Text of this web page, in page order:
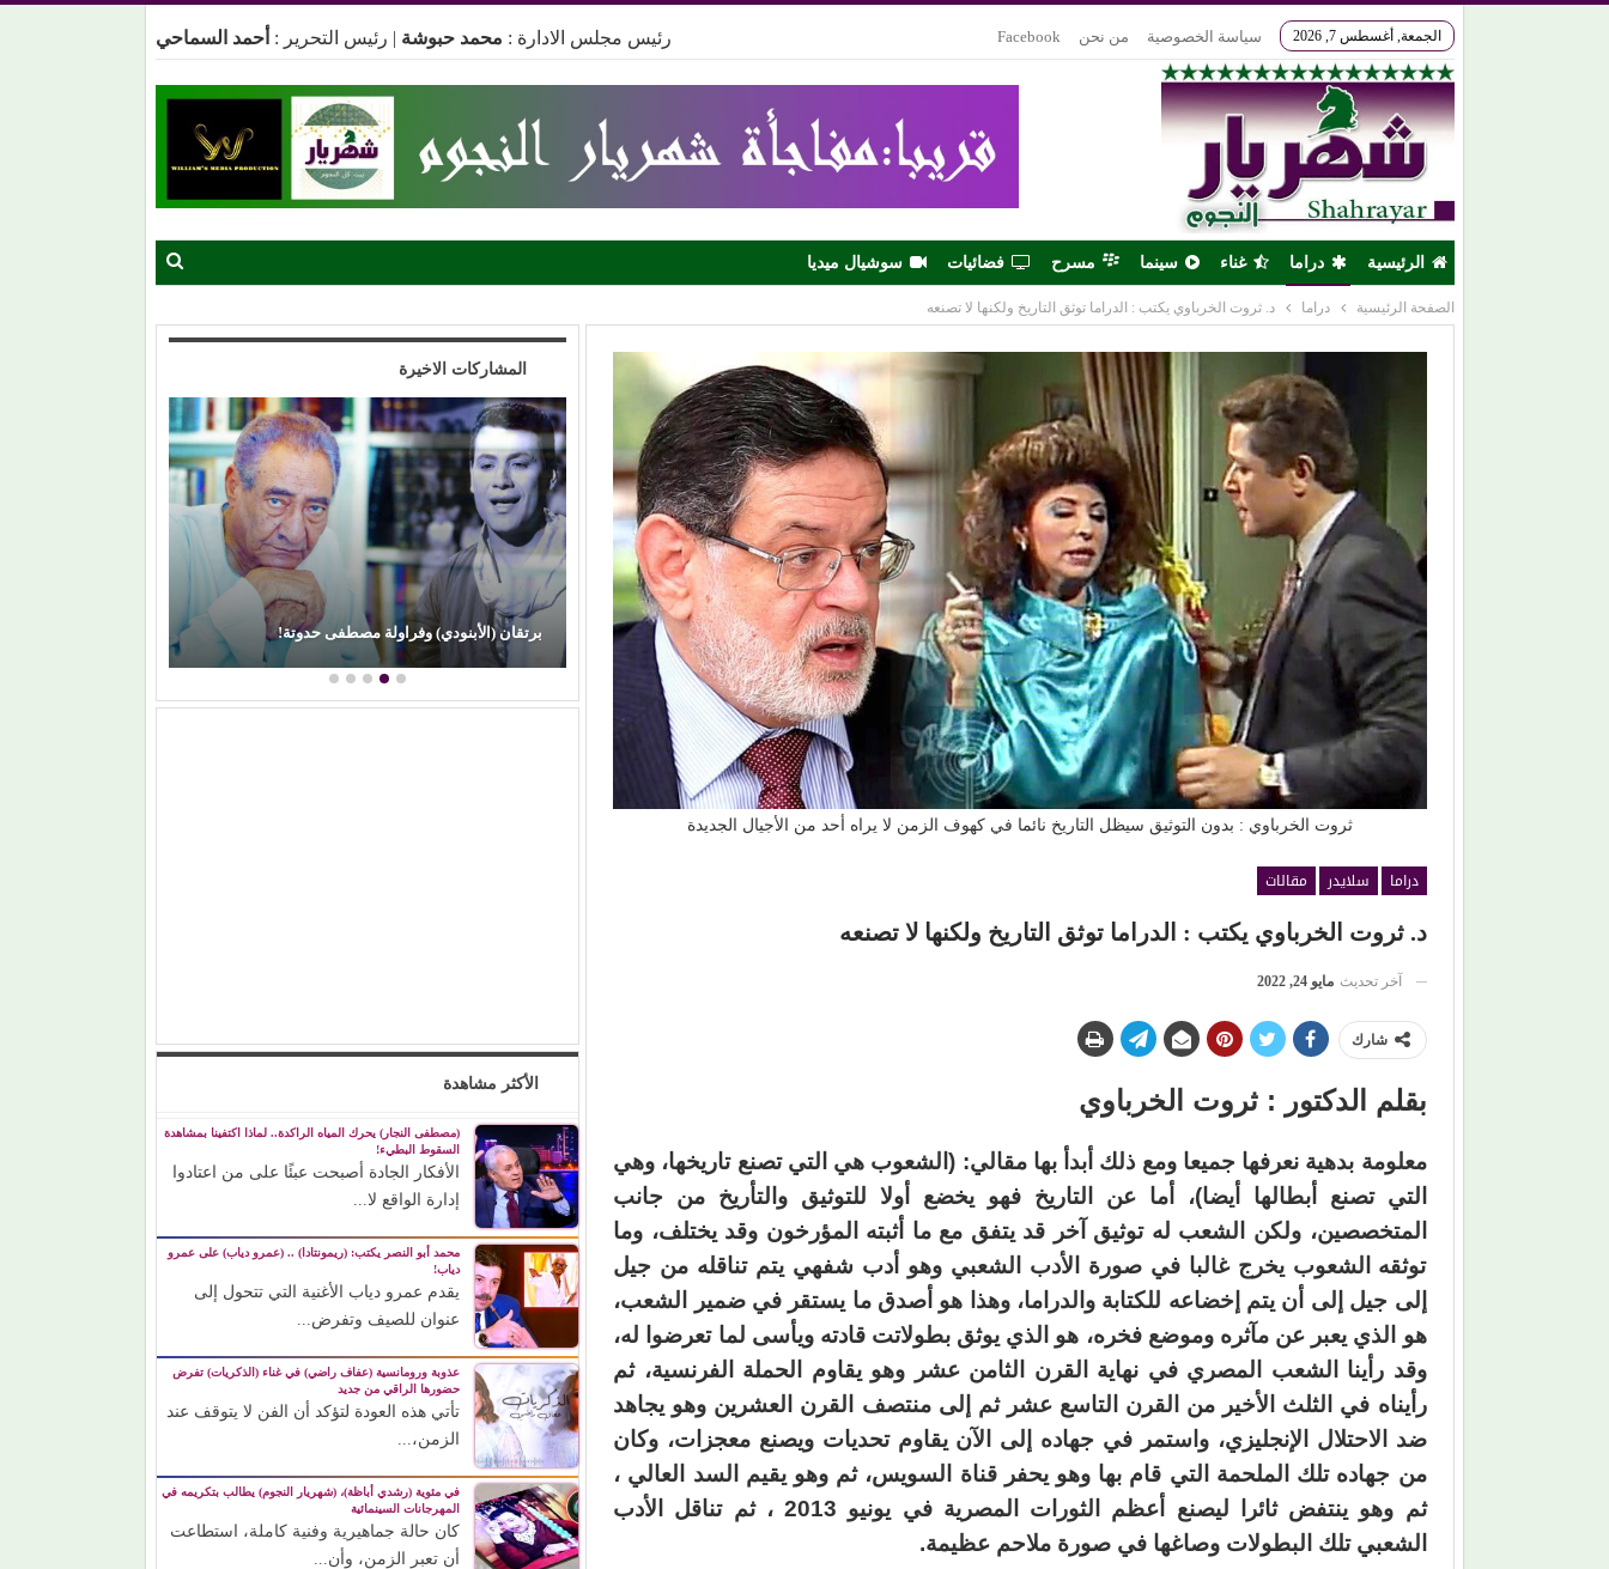
الجمعة, أغسطس 7, 2026 سياسة الخصوصية من نحن Facebook رئيس مجلس الادارة : محمد حبوشة | رئيس التحرير : أحمد السماحي
الرئيسية دراما غناء سينما مسرح فضائيات سوشيال ميديا
الصفحة الرئيسية دراما د. ثروت الخرباوي يكتب : الدراما توثق التاريخ ولكنها لا تصنعه
ثروت الخرباوي : بدون التوثيق سيظل التاريخ نائما في كهوف الزمن لا يراه أحد من الأجيال الجديدة
دراما سلايدر
مقالات
د. ثروت الخرباوي يكتب : الدراما توثق التاريخ ولكنها لا تصنعه
آخر تحديث مايو 24, 2022
شارك
بقلم الدكتور : ثروت الخرباوي
معلومة بدهية نعرفها جميعا ومع ذلك أبدأ بها مقالي: (الشعوب هي التي تصنع تاريخها، وهي
التي تصنع أبطالها أيضا)، أما عن التاريخ فهو يخضع أولا للتوثيق والتأريخ من جانب
المتخصصين، ولكن الشعب له توثيق آخر قد يتفق مع ما أثبته المؤرخون وقد يختلف، وما
توثقه الشعوب يخرج غالبا في صورة الأدب الشعبي وهو أدب شفهي يتم تناقله من جيل
إلى جيل إلى أن يتم إخضاعه للكتابة والدراما، وهذا هو أصدق ما يستقر في ضمير الشعب،
هو الذي يعبر عن مآثره وموضع فخره، هو الذي يوثق بطولاتت قادته ويأسى لما تعرضوا له،
وقد رأينا الشعب المصري في نهاية القرن الثامن عشر وهو يقاوم الحملة الفرنسية، ثم
رأيناه في الثلث الأخير من القرن التاسع عشر ثم إلى منتصف القرن العشرين وهو يجاهد
ضد الاحتلال الإنجليزي، واستمر في جهاده إلى الآن يقاوم تحديات ويصنع معجزات، وكان
من جهاده تلك الملحمة التي قام بها وهو يحفر قناة السويس، ثم وهو يقيم السد العالي ،
ثم وهو ينتفض ثائرا ليصنع أعظم الثورات المصرية في يونيو 2013 ، ثم تناقل الأدب
الشعبي تلك البطولات وصاغها في صورة ملاحم عظيمة.
المشاركات الاخيرة
القلوب.. (بلقيس) تغني للأمهات في (زهر
عذوبة ورومانسية (عفاف راضي) في غناء (الذكريات)
تفرض حضورها الراقي من جديد
برتقان (الأبنودي) وفراولة مصطفى حدوتة! محمود عطية يكتب: سوق (الترند) واللحم الرخيص!
الأكثر مشاهدة
(مصطفى النجار) يحرك المياه الراكدة.. لماذا اكتفينا بمشاهدة
السقوط البطيء!
الأفكار الجادة أصبحت عبئًا على من اعتادوا
إدارة الواقع لا...
محمد أبو النصر يكتب: (ريمونتادا) .. (عمرو دياب) على عمرو
دياب!
يقدم عمرو دياب الأغنية التي تتحول إلى
عنوان للصيف وتفرض...
عذوبة ورومانسية (عفاف راضي) في غناء (الذكريات) تفرض
حضورها الراقي من جديد
تأتي هذه العودة لتؤكد أن الفن لا يتوقف عند
الزمن،...
في مئوية (رشدي أباظة)، (شهريار النجوم) يطالب بتكريمه في
المهرجانات السينمائية
كان حالة جماهيرية وفنية كاملة، استطاعت
أن تعبر الزمن، وأن...